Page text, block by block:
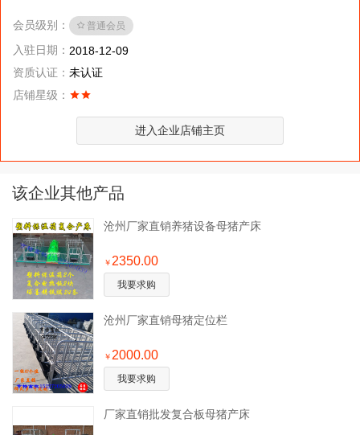
会员级别： 普通会员
入驻日期： 2018-12-09
资质认证： 未认证
店铺星级：
进入企业店铺主页
该企业其他产品
沧州厂家直销养猪设备母猪产床
￥ 2350.00
我要求购
沧州厂家直销母猪定位栏
￥ 2000.00
我要求购
厂家直销批发复合板母猪产床